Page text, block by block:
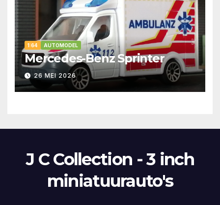
1:64 AUTOMODEL
Mercedes-Benz Sprinter
26 MEI 2026
J C Collection - 3 inch
miniatuurauto's